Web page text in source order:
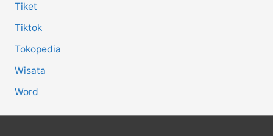
Tiket
Tiktok
Tokopedia
Wisata
Word